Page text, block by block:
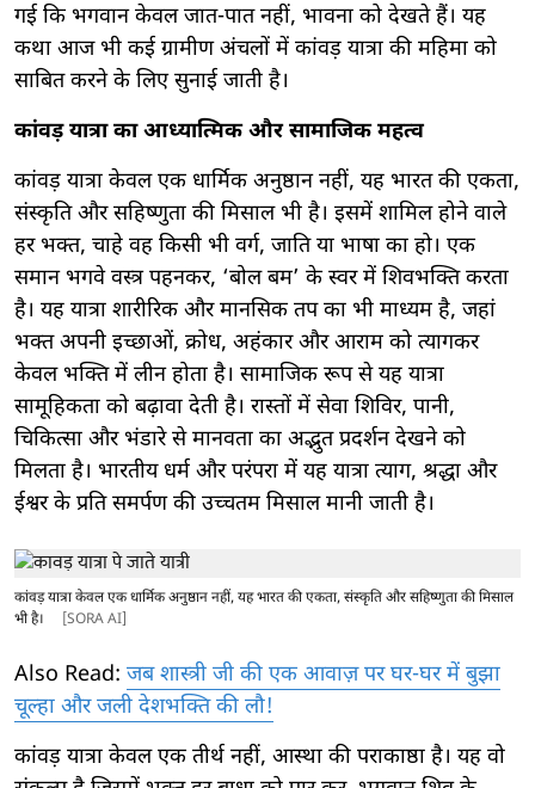
गई कि भगवान केवल जात-पात नहीं, भावना को देखते हैं। यह
कथा आज भी कई ग्रामीण अंचलों में कांवड़ यात्रा की महिमा को
साबित करने के लिए सुनाई जाती है।
कांवड़ यात्रा का आध्यात्मिक और सामाजिक महत्व
कांवड़ यात्रा केवल एक धार्मिक अनुष्ठान नहीं, यह भारत की एकता,
संस्कृति और सहिष्णुता की मिसाल भी है। इसमें शामिल होने वाले
हर भक्त, चाहे वह किसी भी वर्ग, जाति या भाषा का हो। एक
समान भगवे वस्त्र पहनकर, ‘बोल बम’ के स्वर में शिवभक्ति करता
है। यह यात्रा शारीरिक और मानसिक तप का भी माध्यम है, जहां
भक्त अपनी इच्छाओं, क्रोध, अहंकार और आराम को त्यागकर
केवल भक्ति में लीन होता है। सामाजिक रूप से यह यात्रा
सामूहिकता को बढ़ावा देती है। रास्तों में सेवा शिविर, पानी,
चिकित्सा और भंडारे से मानवता का अद्भुत प्रदर्शन देखने को
मिलता है। भारतीय धर्म और परंपरा में यह यात्रा त्याग, श्रद्धा और
ईश्वर के प्रति समर्पण की उच्चतम मिसाल मानी जाती है।
कांवड़ यात्रा केवल एक धार्मिक अनुष्ठान नहीं, यह भारत की एकता, संस्कृति और सहिष्णुता की मिसाल
भी है।
[SORA AI]
Also Read: जब शास्त्री जी की एक आवाज़ पर घर-घर में बुझा
चूल्हा और जली देशभक्ति की लौ!
कांवड़ यात्रा केवल एक तीर्थ नहीं, आस्था की पराकाष्ठा है। यह वो